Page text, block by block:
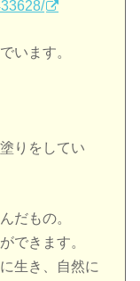
います。
りをしてい
だもの。
できます。
生き、自然に